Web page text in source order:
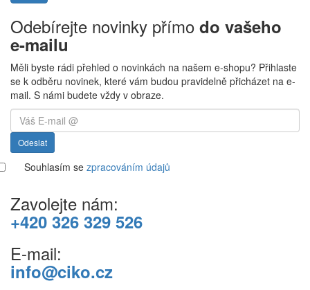
Odebírejte novinky přímo do vašeho
e-mailu
Měli byste rádi přehled o novinkách na našem e-shopu? Přihlaste
se k odběru novinek, které vám budou pravidelně přicházet na e-
mail. S námi budete vždy v obraze.
Odeslat
Souhlasím se zpracováním údajů
Zavolejte nám:
+420 326 329 526
E-mail:
info@ciko.cz